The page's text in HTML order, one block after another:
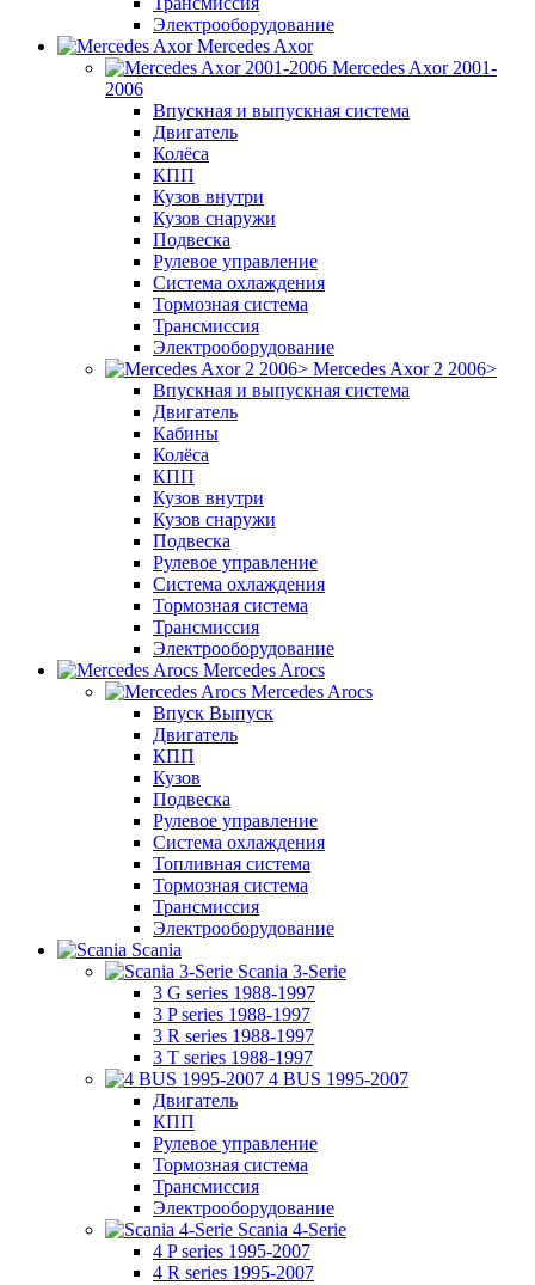
Электрооборудование
Mercedes Axor
Mercedes Axor 2001-
2006
Впускная и выпускная система
Двигатель
Колёса
КПП
Кузов внутри
Кузов снаружи
Подвеска
Рулевое управление
Система охлаждения
Тормозная система
Трансмиссия
Электрооборудование
Mercedes Axor 2 2006>
Впускная и выпускная система
Двигатель
Кабины
Колёса
КПП
Кузов внутри
Кузов снаружи
Подвеска
Рулевое управление
Система охлаждения
Тормозная система
Трансмиссия
Электрооборудование
Mercedes Arocs
Mercedes Arocs
Впуск Выпуск
Двигатель
КПП
Кузов
Подвеска
Рулевое управление
Система охлаждения
Топливная система
Тормозная система
Трансмиссия
Электрооборудование
Scania
Scania 3-Serie
3 G series 1988-1997
3 P series 1988-1997
3 R series 1988-1997
3 T series 1988-1997
4 BUS 1995-2007
Двигатель
КПП
Рулевое управление
Тормозная система
Трансмиссия
Электрооборудование
Scania 4-Serie
4 P series 1995-2007
4 R series 1995-2007